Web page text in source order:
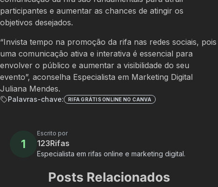
participantes e aumentar as chances de atingir os
objetivos desejados.
“Invista tempo na promoção da rifa nas redes sociais, pois
uma comunicação ativa e interativa é essencial para
envolver o público e aumentar a visibilidade do seu
evento”, aconselha Especialista em Marketing Digital
Juliana Mendes.
Palavras-chave: RIFA GRÁTIS ONLINE NO CANVA
1
Escrito por
123Rifas
Especialista em rifas online e marketing digital.
Posts Relacionados